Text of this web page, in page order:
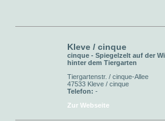
Kleve / cinque
cinque - Spiegelzelt auf der
hinter dem Tiergarten
Tiergartenstr. / cinque-Allee
47533 Kleve / cinque
Telefon: -
Zur Webseite